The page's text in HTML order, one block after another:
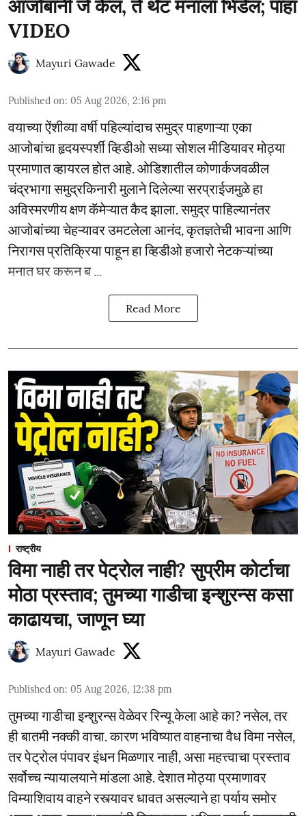
आजोबांनी जे केलं, ते थेट मनाला भिडेल; पाहा
VIDEO
Mayuri Gawade
Published on: 05 Aug 2026, 2:16 pm
वयाच्या ऐंशीव्या वर्षी पहिल्यांदाच समुद्र पाहणाऱ्या एका
आजोबांचा हृदयस्पर्शी व्हिडीओ सध्या सोशल मीडियावर मोठ्या
प्रमाणात व्हायरल होत आहे. ओडिशातील कोणार्कजवळील
चंद्रभागा समुद्रकिनारी मुलाने दिलेल्या सरप्राईजमुळे हा
अविस्मरणीय क्षण कॅमेऱ्यात कैद झाला. समुद्र पाहिल्यानंतर
आजोबांच्या चेहऱ्यावर उमटलेला आनंद, कृतज्ञतेची भावना आणि
निरागस प्रतिक्रिया पाहून हा व्हिडीओ हजारो नेटकऱ्यांच्या
मनात घर करून ब ...
Read More
राष्ट्रीय
विमा नाही तर पेट्रोल नाही? सुप्रीम कोर्टाचा
मोठा प्रस्ताव; तुमच्या गाडीचा इन्शुरन्स कसा
काढायचा, जाणून घ्या
Mayuri Gawade
Published on: 05 Aug 2026, 12:38 pm
तुमच्या गाडीचा इन्शुरन्स वेळेवर रिन्यू केला आहे का? नसेल, तर
ही बातमी नक्की वाचा. कारण भविष्यात वाहनाचा वैध विमा नसेल,
तर पेट्रोल पंपावर इंधन मिळणार नाही, असा महत्त्वाचा प्रस्ताव
सर्वोच्च न्यायालयाने मांडला आहे. देशात मोठ्या प्रमाणावर
विम्याशिवाय वाहने रस्त्यावर धावत असल्याने हा पर्याय समोर